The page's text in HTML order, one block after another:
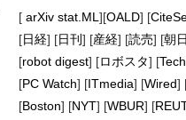
[ arXiv stat.ML ][OALD] [
[日経] [日刊 ] [産経] [読売] [朝日
[robot digest] [ロボスタ] [
[PC Watch] [ITmedia] [Wired]
[Boston] [NYT] [WBUR] [